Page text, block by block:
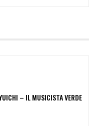
– IL MUSICISTA VERDE